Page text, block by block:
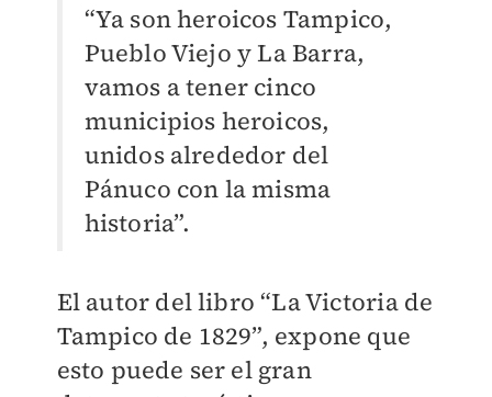
“Ya son heroicos Tampico,
Pueblo Viejo y La Barra,
vamos a tener cinco
municipios heroicos,
unidos alrededor del
Pánuco con la misma
historia”.
El autor del libro “La Victoria de
Tampico de 1829”, expone que
esto puede ser el gran